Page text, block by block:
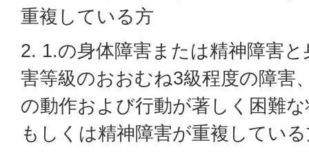
重複している方
2. 1.の身体障害または精神障害
害等級のおおむね3級程度の障害
の動作および行動が著しく困難
もしくは精神障害が重複してい